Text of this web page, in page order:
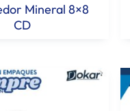
Mineral 8×8
CD